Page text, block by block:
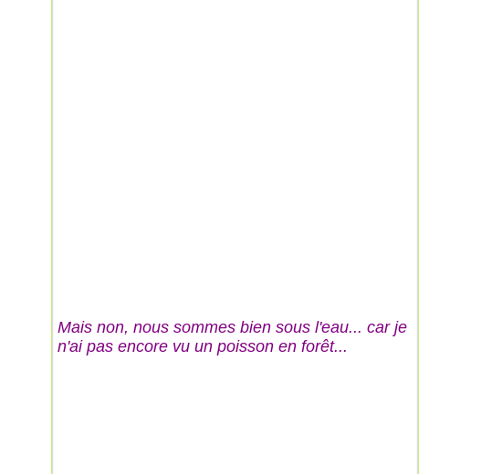
Mais non, nous sommes bien sous l'eau... car je
n'ai pas encore vu un poisson en forêt...